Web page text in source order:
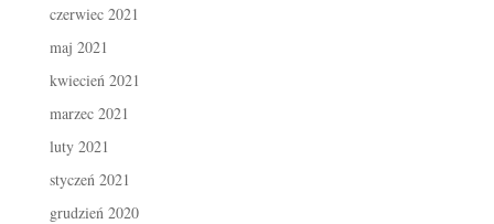
czerwiec 2021
maj 2021
kwiecień 2021
marzec 2021
luty 2021
styczeń 2021
grudzień 2020